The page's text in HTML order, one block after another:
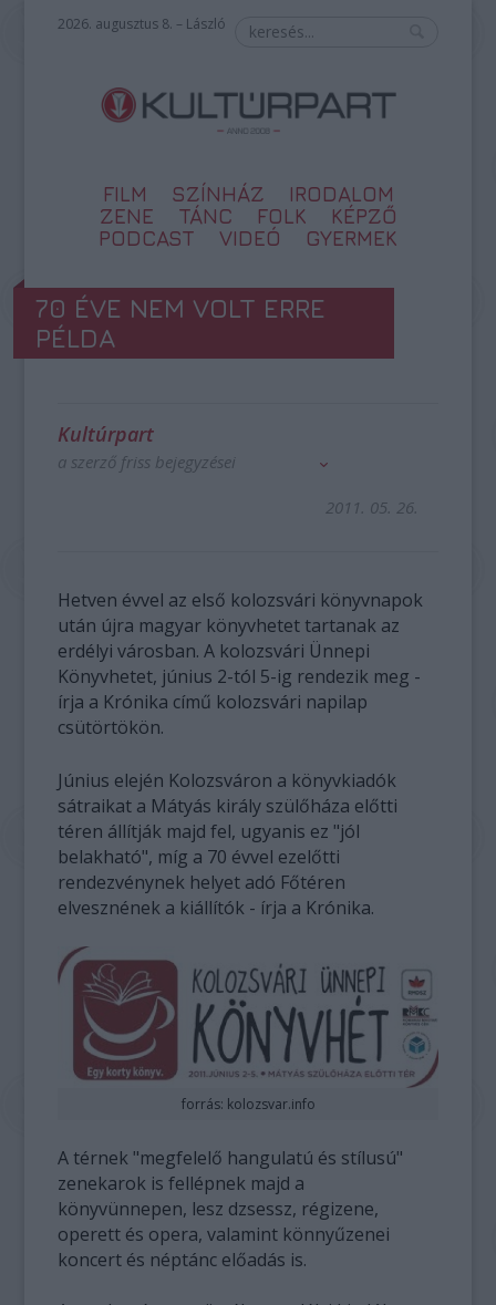
2026. augusztus 8. – László
FILM SZÍNHÁZ
IRODALOM
ZENE
TÁNC FOLK
KÉPZŐ
PODCAST
VIDEÓ GYERMEK
70 ÉVE NEM VOLT ERRE
PÉLDA
Kultúrpart
a szerző friss bejegyzései
2011. 05. 26.
Hetven évvel az első kolozsvári könyvnapok
után újra magyar könyvhetet tartanak az
erdélyi városban. A kolozsvári Ünnepi
Könyvhetet, június 2-tól 5-ig rendezik meg -
írja a Krónika című kolozsvári napilap
csütörtökön.
Június elején Kolozsváron a könyvkiadók
sátraikat a Mátyás király szülőháza előtti
téren állítják majd fel, ugyanis ez "jól
belakható", míg a 70 évvel ezelőtti
rendezvénynek helyet adó Főtéren
elvesznének a kiállítók - írja a Krónika.
forrás: kolozsvar.info
A térnek "megfelelő hangulatú és stílusú"
zenekarok is fellépnek majd a
könyvünnepen, lesz dzsessz, régizene,
operett és opera, valamint könnyűzenei
koncert és néptánc előadás is.